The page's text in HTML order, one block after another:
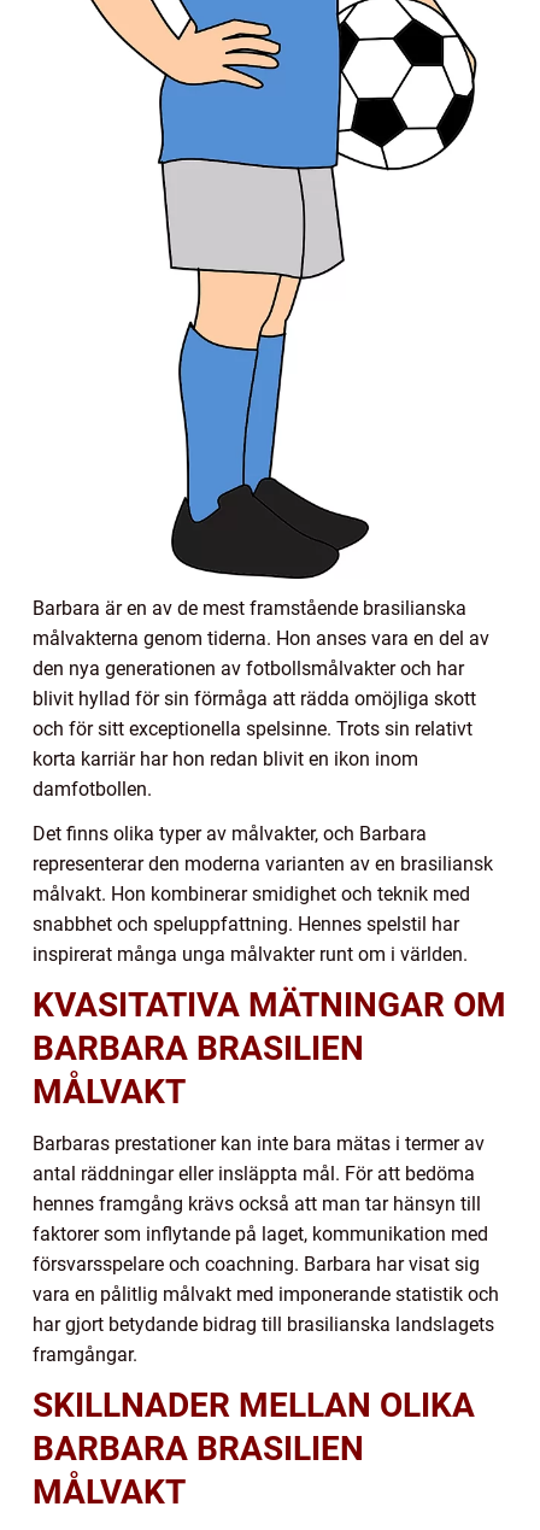
Barbara är en av de mest framstående brasilianska
målvakterna genom tiderna. Hon anses vara en del av
den nya generationen av fotbollsmålvakter och har
blivit hyllad för sin förmåga att rädda omöjliga skott
och för sitt exceptionella spelsinne. Trots sin relativt
korta karriär har hon redan blivit en ikon inom
damfotbollen.
Det finns olika typer av målvakter, och Barbara
representerar den moderna varianten av en brasiliansk
målvakt. Hon kombinerar smidighet och teknik med
snabbhet och speluppfattning. Hennes spelstil har
inspirerat många unga målvakter runt om i världen.
KVASITATIVA MÄTNINGAR OM
BARBARA BRASILIEN
MÅLVAKT
Barbaras prestationer kan inte bara mätas i termer av
antal räddningar eller insläppta mål. För att bedöma
hennes framgång krävs också att man tar hänsyn till
faktorer som inflytande på laget, kommunikation med
försvarsspelare och coachning. Barbara har visat sig
vara en pålitlig målvakt med imponerande statistik och
har gjort betydande bidrag till brasilianska landslagets
framgångar.
SKILLNADER MELLAN OLIKA
BARBARA BRASILIEN
MÅLVAKT